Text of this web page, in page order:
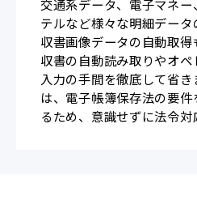
交通系データ、電子マネ
テルなど様々な明細デー
収書画像データの自動取
収書の自動読み取りやオ
入力の手間を徹底して省
は、電子帳簿保存法の要
るため、意識せずに法令対